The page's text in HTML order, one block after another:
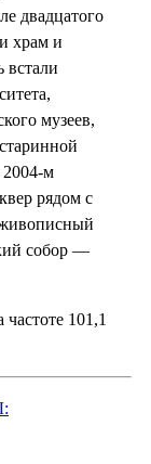
двадцатого
храм и
встали
музеев,
2004-м
рядом с
собор —
101,1